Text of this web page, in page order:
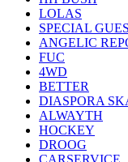
LOLAS
SPECIAL
ANGELIC
FUC
4WD
BETTER
DIASPORA
ALWAYTH
HOCKEY
DROOG
CARSERVICE